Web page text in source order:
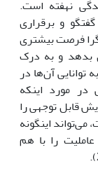
نهفته است.
و برقراری
فرصت بیشتری
بدهد و به درک
آن‌ها در
در مورد اینکه
قابل توجهی را
اینگونه
عاملیت را با هم